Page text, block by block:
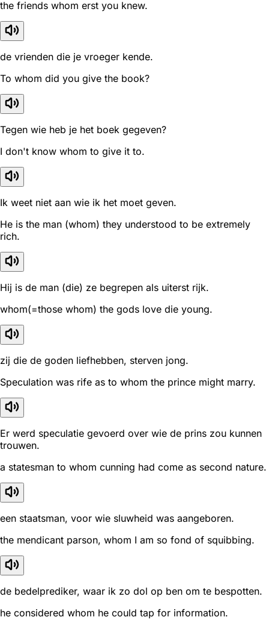
the friends whom erst you knew.
de vrienden die je vroeger kende.
To whom did you give the book?
Tegen wie heb je het boek gegeven?
I don't know whom to give it to.
Ik weet niet aan wie ik het moet geven.
He is the man (whom) they understood to be extremely
rich.
Hij is de man (die) ze begrepen als uiterst rijk.
whom(=those whom) the gods love die young.
zij die de goden liefhebben, sterven jong.
Speculation was rife as to whom the prince might marry.
Er werd speculatie gevoerd over wie de prins zou kunnen
trouwen.
a statesman to whom cunning had come as second nature.
een staatsman, voor wie sluwheid was aangeboren.
the mendicant parson, whom I am so fond of squibbing.
de bedelprediker, waar ik zo dol op ben om te bespotten.
he considered whom he could tap for information.